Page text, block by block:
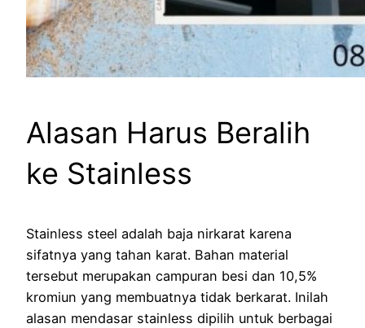
Alasan Harus Beralih
ke Stainless
Stainless steel adalah baja nirkarat karena
sifatnya yang tahan karat. Bahan material
tersebut merupakan campuran besi dan 10,5%
kromiun yang membuatnya tidak berkarat. Inilah
alasan mendasar stainless dipilih untuk berbagai